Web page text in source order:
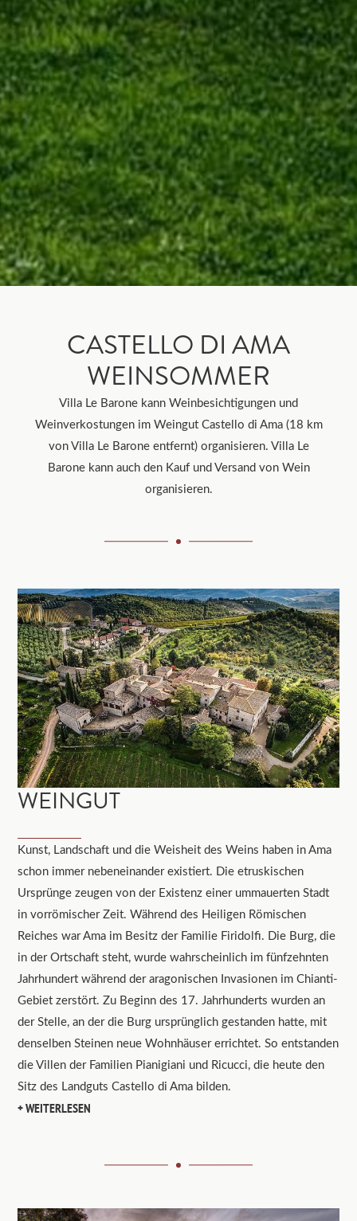
CASTELLO DI AMA
WEINSOMMER
Villa Le Barone kann Weinbesichtigungen und
Weinverkostungen im Weingut Castello di Ama (18 km
von Villa Le Barone entfernt) organisieren. Villa Le
Barone kann auch den Kauf und Versand von Wein
organisieren.
WEINGUT
Kunst, Landschaft und die Weisheit des Weins haben in Ama
schon immer nebeneinander existiert. Die etruskischen
Ursprünge zeugen von der Existenz einer ummauerten Stadt
in vorrömischer Zeit. Während des Heiligen Römischen
Reiches war Ama im Besitz der Familie Firidolfi. Die Burg, die
in der Ortschaft steht, wurde wahrscheinlich im fünfzehnten
Jahrhundert während der aragonischen Invasionen im Chianti-
Gebiet zerstört. Zu Beginn des 17. Jahrhunderts wurden an
der Stelle, an der die Burg ursprünglich gestanden hatte, mit
denselben Steinen neue Wohnhäuser errichtet. So entstanden
die Villen der Familien Pianigiani und Ricucci, die heute den
Sitz des Landguts Castello di Ama bilden.
WEITERLESEN